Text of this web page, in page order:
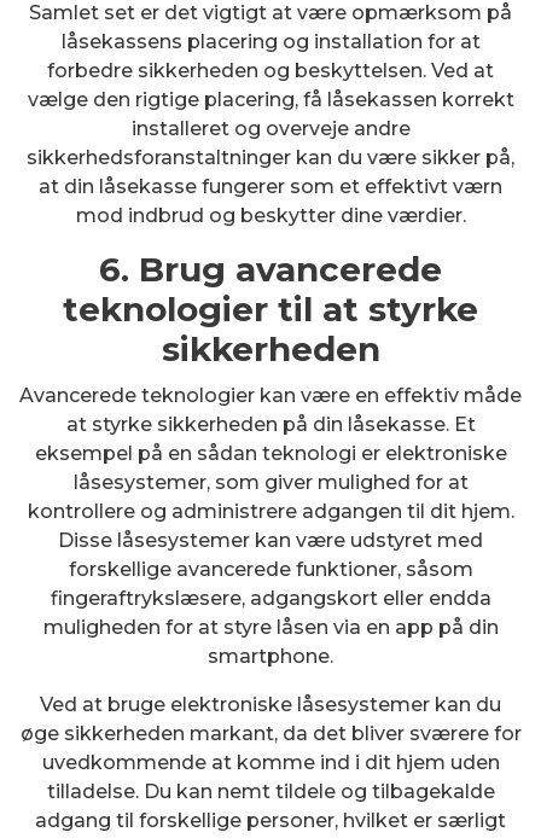
Samlet set er det vigtigt at være opmærksom på
låsekassens placering og installation for at
forbedre sikkerheden og beskyttelsen. Ved at
vælge den rigtige placering, få låsekassen korrekt
installeret og overveje andre
sikkerhedsforanstaltninger kan du være sikker på,
at din låsekasse fungerer som et effektivt værn
mod indbrud og beskytter dine værdier.
6. Brug avancerede
teknologier til at styrke
sikkerheden
Avancerede teknologier kan være en effektiv måde
at styrke sikkerheden på din låsekasse. Et
eksempel på en sådan teknologi er elektroniske
låsesystemer, som giver mulighed for at
kontrollere og administrere adgangen til dit hjem.
Disse låsesystemer kan være udstyret med
forskellige avancerede funktioner, såsom
fingeraftrykslæsere, adgangskort eller endda
muligheden for at styre låsen via en app på din
smartphone.
Ved at bruge elektroniske låsesystemer kan du
øge sikkerheden markant, da det bliver sværere for
uvedkommende at komme ind i dit hjem uden
tilladelse. Du kan nemt tildele og tilbagekalde
adgang til forskellige personer, hvilket er særligt